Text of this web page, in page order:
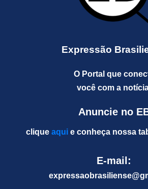
Expressão
O Portal que
você com a
Anuncie no
clique aquie conheça nossa
E-mail: